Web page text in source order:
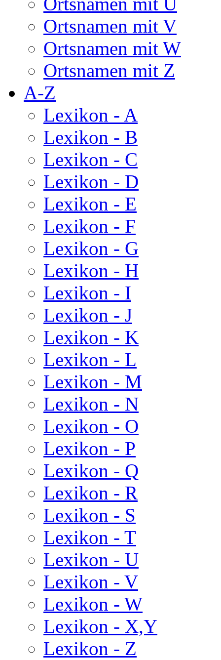
Ortsnamen mit V
Ortsnamen mit W
Ortsnamen mit Z
A-Z
Lexikon - A
Lexikon - B
Lexikon - C
Lexikon - D
Lexikon - E
Lexikon - F
Lexikon - G
Lexikon - H
Lexikon - I
Lexikon - J
Lexikon - K
Lexikon - L
Lexikon - M
Lexikon - N
Lexikon - O
Lexikon - P
Lexikon - Q
Lexikon - R
Lexikon - S
Lexikon - T
Lexikon - U
Lexikon - V
Lexikon - W
Lexikon - X,Y
Lexikon - Z